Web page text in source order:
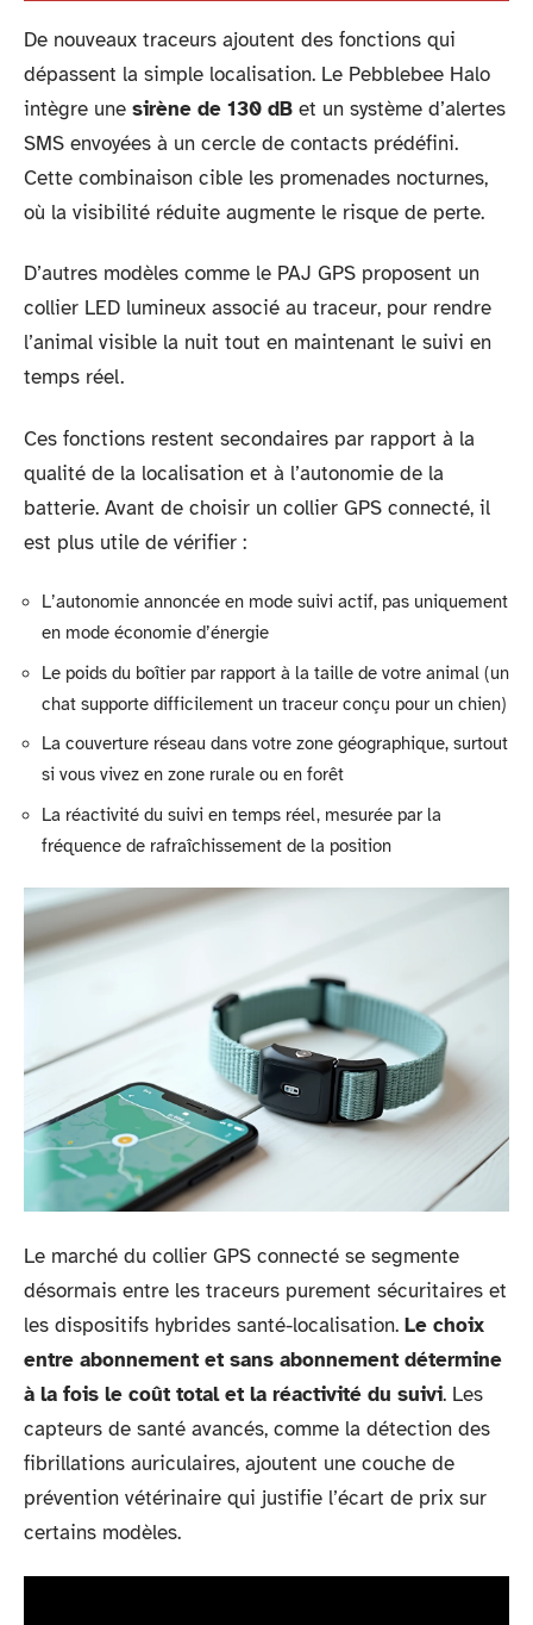
De nouveaux traceurs ajoutent des fonctions qui
dépassent la simple localisation. Le Pebblebee Halo
intègre une sirène de 130 dB et un système d’alertes
SMS envoyées à un cercle de contacts prédéfini.
Cette combinaison cible les promenades nocturnes,
où la visibilité réduite augmente le risque de perte.
D’autres modèles comme le PAJ GPS proposent un
collier LED lumineux associé au traceur, pour rendre
l’animal visible la nuit tout en maintenant le suivi en
temps réel.
Ces fonctions restent secondaires par rapport à la
qualité de la localisation et à l’autonomie de la
batterie. Avant de choisir un collier GPS connecté, il
est plus utile de vérifier :
L’autonomie annoncée en mode suivi actif, pas uniquement
en mode économie d’énergie
Le poids du boîtier par rapport à la taille de votre animal (un
chat supporte difficilement un traceur conçu pour un chien)
La couverture réseau dans votre zone géographique, surtout
si vous vivez en zone rurale ou en forêt
La réactivité du suivi en temps réel, mesurée par la
fréquence de rafraîchissement de la position
Le marché du collier GPS connecté se segmente
désormais entre les traceurs purement sécuritaires et
les dispositifs hybrides santé-localisation. Le choix
entre abonnement et sans abonnement détermine
à la fois le coût total et la réactivité du suivi. Les
capteurs de santé avancés, comme la détection des
fibrillations auriculaires, ajoutent une couche de
prévention vétérinaire qui justifie l’écart de prix sur
certains modèles.